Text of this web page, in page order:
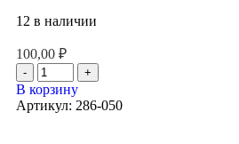
12 в наличии
100,00 ₽
В корзину
Артикул: 286-050